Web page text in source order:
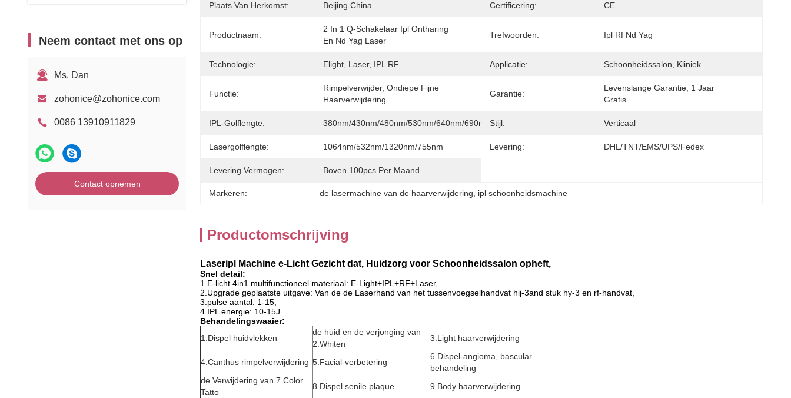
het cavitatielichaam
spinader
Fysiotherapieapparaat
1470nm diodelaser
Neem contact met ons op
Ms. Dan
zohonice@zohonice.com
0086 13910911829
Contact opnemen
Plaats Van Herkomst: Beijing China Certificering: CE
Productnaam:
2 In 1 Q-Schakelaar Ipl Ontharing
En Nd Yag Laser
Trefwoorden: Ipl Rf Nd Yag
Technologie: Elight, Laser, IPL RF. Applicatie: Schoonheidssalon, Kliniek
Functie:
Rimpelverwijder, Ondiepe Fijne
Haarverwijdering
Garantie:
Levenslange Garantie, 1 Jaar
Gratis
IPL-Golflengte: 380nm/430nm/480nm/530nm/640nm/690nm/750nm
Stijl: Verticaal
Lasergolflengte: 1064nm/532nm/1320nm/755nm Levering: DHL/TNT/EMS/UPS/Fedex
Levering Vermogen: Boven 100pcs Per Maand
Markeren: de lasermachine van de haarverwijdering ipl schoonheidsmachine
Productomschrijving
Laseripl Machine e-Licht Gezicht dat, Huidzorg voor Schoonheidssalon opheft,
Snel detail:
1.E-licht 4in1 multifunctioneel materiaal: E-Light+IPL+RF+Laser,
2.Upgrade geplaatste uitgave: Van de de Laserhand van het tussenvoegselhandvat hij-3and stuk hy-3 en rf-handvat,
3.pulse aantal: 1-15,
4.IPL energie: 10-15J.
Behandelingswaaier:
1.Dispel huidvlekken
de huid en de verjonging van
2.Whiten
3.Light haarverwijdering
4.Canthus rimpelverwijdering 5.Facial-verbetering
6.Dispel-angioma, bascular
behandeling
de Verwijdering van 7.Color
Tatto
8.Dispel senile plaque
9.Body haarverwijdering